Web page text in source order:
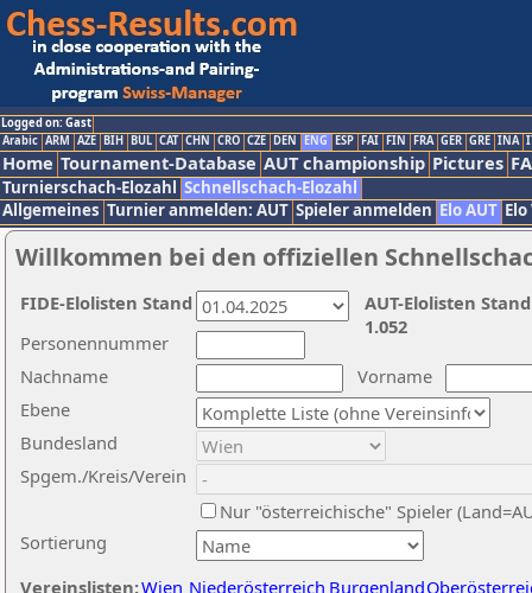
Logged on: Gast
Arabic ARM AZE BIH BUL CAT CHN CRO CZE DEN ENG ESP FAI FIN FRA GER GRE INA
Home Tournament-Database AUT championship Pictures
Turnierschach-Elozahl Schnellschach-Elozahl
Allgemeines Turnier anmelden: AUT Spieler anmelden Elo AUT
Willkommen bei den offiziellen
Nachname
Vorname
Ebene
Sortierung
Personennummer
Bundesland
Spgem./Kreis/Verein
Nur "österreichische" Spieler
Vereinslisten:Wien Niederösterreich Burgenland
AUT-Elolisten
1.052
FIDE-Elolisten Stand